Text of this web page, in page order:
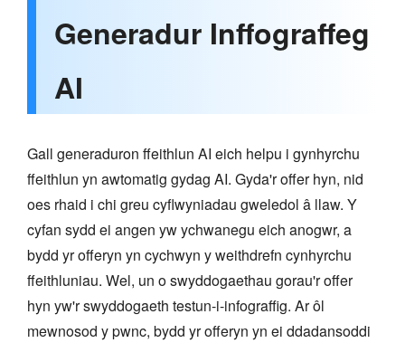
Generadur Inffograffeg
AI
Gall generaduron ffeithlun AI eich helpu i gynhyrchu
ffeithlun yn awtomatig gydag AI. Gyda'r offer hyn, nid
oes rhaid i chi greu cyflwyniadau gweledol â llaw. Y
cyfan sydd ei angen yw ychwanegu eich anogwr, a
bydd yr offeryn yn cychwyn y weithdrefn cynhyrchu
ffeithluniau. Wel, un o swyddogaethau gorau'r offer
hyn yw'r swyddogaeth testun-i-infograffig. Ar ôl
mewnosod y pwnc, bydd yr offeryn yn ei ddadansoddi